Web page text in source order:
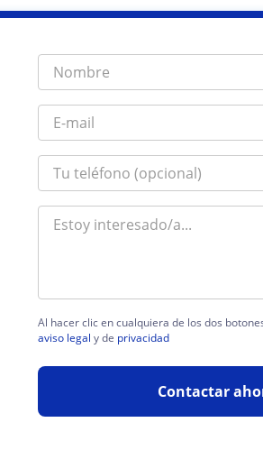
Al hacer clic en cualquiera de los dos
aviso legal y de privacidad
Contactar